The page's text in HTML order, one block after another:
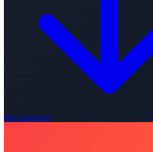
Hoe werkt het?